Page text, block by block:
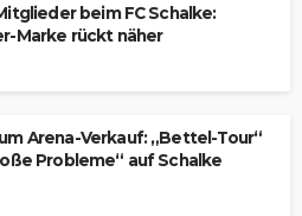
beim FC Schalke:
Marke rückt näher
Arena-Verkauf: „Bettel-Tour“
Probleme“ auf Schalke